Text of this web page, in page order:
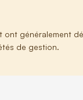
ont généralement
de gestion.